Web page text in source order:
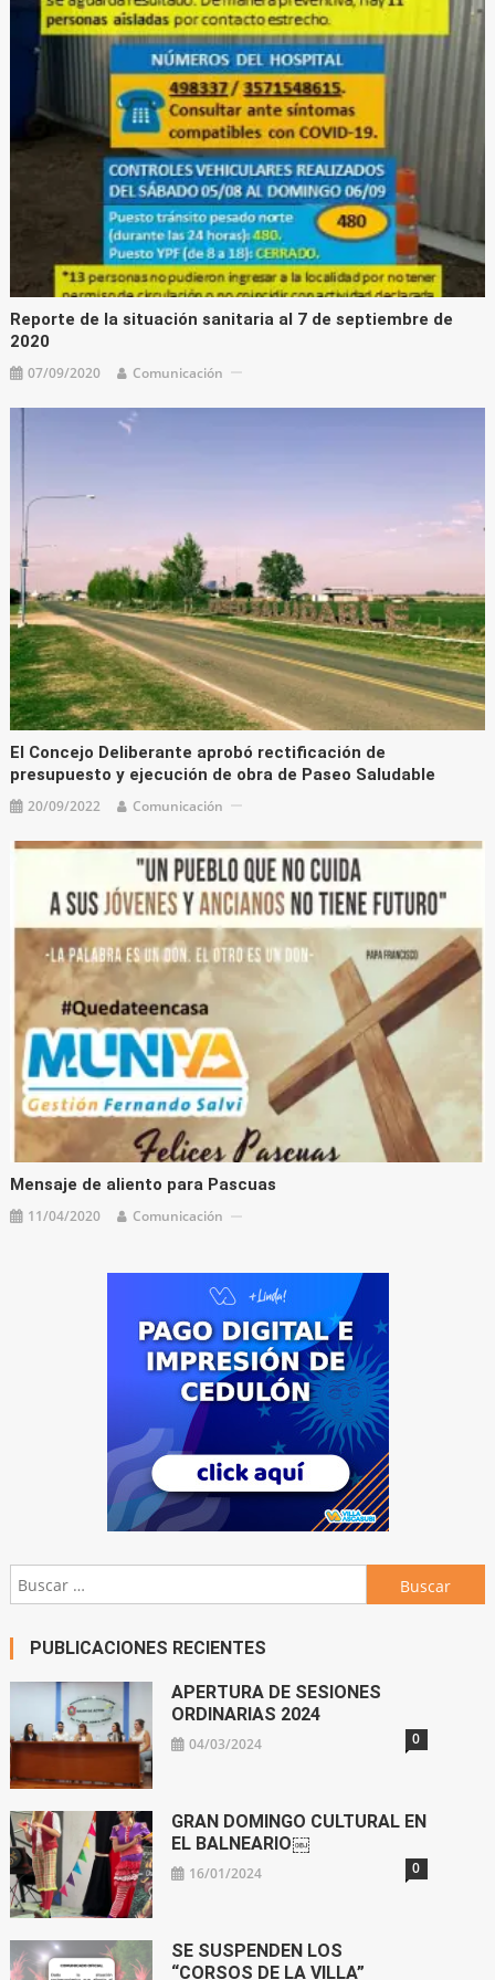
Reporte de la situación sanitaria al 7 de septiembre de
2020
07/09/2020 Comunicación
El Concejo Deliberante aprobó rectificación de
presupuesto y ejecución de obra de Paseo Saludable
20/09/2022 Comunicación
Mensaje de aliento para Pascuas
11/04/2020 Comunicación
Buscar:
PUBLICACIONES RECIENTES
APERTURA DE SESIONES
ORDINARIAS 2024
04/03/2024 0
GRAN DOMINGO CULTURAL EN
EL BALNEARIO￼
16/01/2024 0
SE SUSPENDEN LOS
“CORSOS DE LA VILLA”